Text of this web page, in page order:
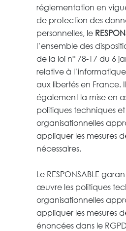
réglementation en
de protection des
personnelles, le
l’ensemble des
de la loi n° 78-17 du 6
relative à
aux libertés en France.
également la mise en
politiques techniques et
organisationnelles
appliquer les mesures
nécessaires.
Le RESPONSABLE
œuvre les politiques
organisationnelles
appliquer les mesures
énoncées dans le